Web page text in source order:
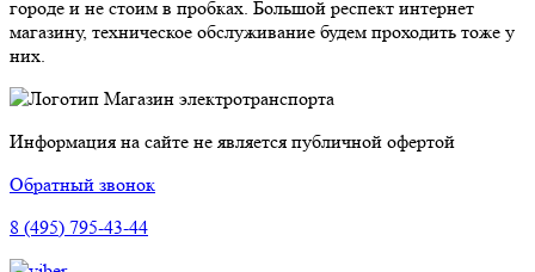
городе и не стоим в пробках. Большой респект интернет
магазину, техническое обслуживание будем проходить тоже у
них.
Магазин электротранспорта
Информация на сайте не является публичной офертой
Обратный звонок
8 (495) 795-43-44